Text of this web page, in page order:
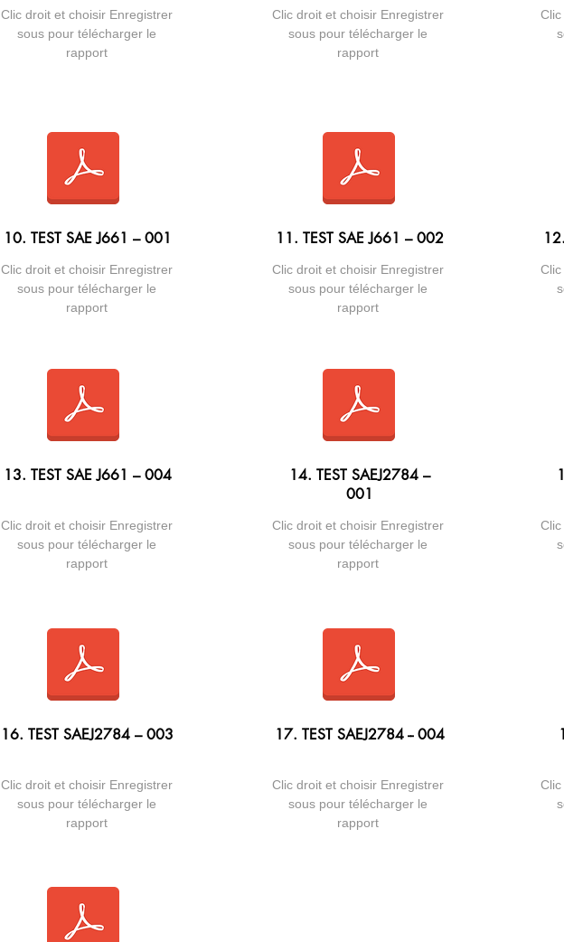
Clic droit et choisir Enregistrer
sous pour télécharger le
rapport
Clic droit et choisir Enregistrer
sous pour télécharger le
rapport
10. TEST SAE J661 – 001
Clic droit et choisir Enregistrer
sous pour télécharger le
rapport
11. TEST SAE J661 – 002
Clic droit et choisir Enregistrer
sous pour télécharger le
rapport
13. TEST SAE J661 – 004
Clic droit et choisir Enregistrer
sous pour télécharger le
rapport
14. TEST SAEJ2784 –
001
Clic droit et choisir Enregistrer
sous pour télécharger le
rapport
16. TEST SAEJ2784 – 003
Clic droit et choisir Enregistrer
sous pour télécharger le
rapport
17. TEST SAEJ2784 -- 004
Clic droit et choisir Enregistrer
sous pour télécharger le
rapport